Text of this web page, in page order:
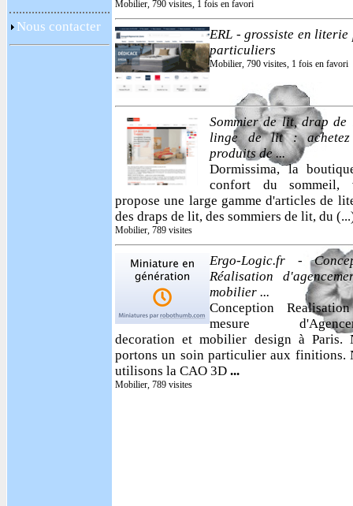
Nous contacter
Mobilier, 790 visites, 1 fois en favori
ERL - grossiste en literie
particuliers
Mobilier, 790 visites, 1 fois en favori
Sommier de lit, drap
linge de lit : achetez
produits de ...
Dormissima, la
confort du sommeil,
propose une large gamme d'articles de
des draps de lit, des sommiers de lit, du
Mobilier, 789 visites
Ergo-Logic.fr -
Réalisation
mobilier ...
Conception
mesure
decoration et mobilier design à Paris.
portons un soin particulier aux finitions.
utilisons la CAO 3D ...
Mobilier, 789 visites